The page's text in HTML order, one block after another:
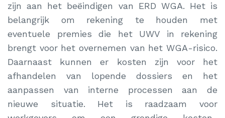
zijn aan het beëindigen van ERD WGA. Het is
belangrijk om rekening te houden met
eventuele premies die het UWV in rekening
brengt voor het overnemen van het WGA-risico.
Daarnaast kunnen er kosten zijn voor het
afhandelen van lopende dossiers en het
aanpassen van interne processen aan de
nieuwe situatie. Het is raadzaam voor